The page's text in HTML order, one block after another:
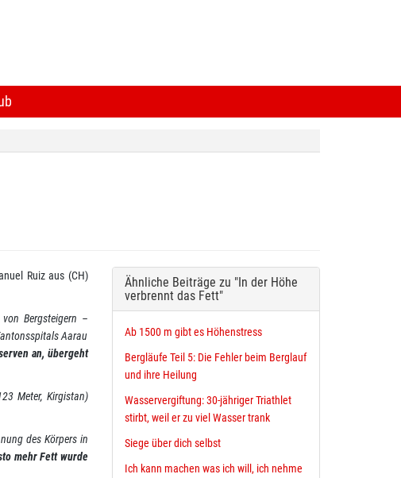
Ruiz aus (CH)
Bergsteigern –
Aarau
an, übergeht
Meter, Kirgistan)
des Körpers in
mehr Fett wurde
Ähnliche Beiträge zu "In der Höhe
verbrennt das Fett"
Ab 1500 m gibt es Höhenstress
Bergläufe Teil 5: Die Fehler beim Berglauf
und ihre Heilung
Wasservergiftung: 30-jähriger Triathlet
stirbt, weil er zu viel Wasser trank
Siege über dich selbst
Ich kann machen was ich will, ich nehme